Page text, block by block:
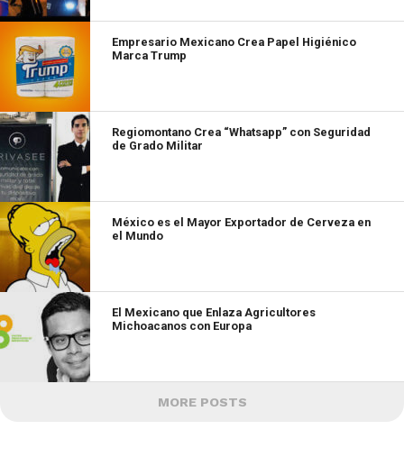
Empresario Mexicano Crea Papel Higiénico
Marca Trump
Regiomontano Crea “Whatsapp” con Seguridad
de Grado Militar
México es el Mayor Exportador de Cerveza en
el Mundo
El Mexicano que Enlaza Agricultores
Michoacanos con Europa
MORE POSTS